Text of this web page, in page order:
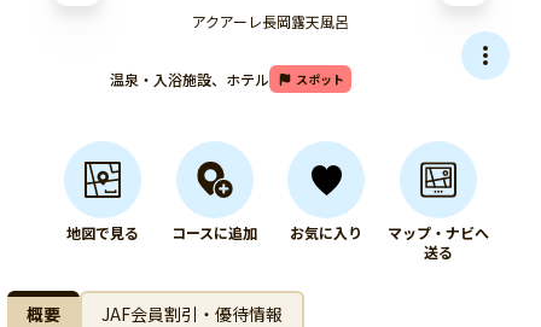
アクアーレ長岡露天風呂
温泉・入浴施設、ホテル スポット
地図で見る コースに追加 お気に入り
マップ・ナビへ
送る
概要 JAF会員割引・優待情報